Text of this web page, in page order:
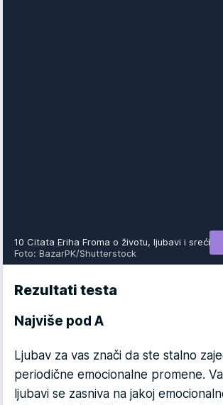
10 Citata Eriha Froma o životu, ljubavi i sreći
Foto: BazarPK/Shutterstock
Rezultati testa
Najviše pod A
Ljubav za vas znači da ste stalno
periodične emocionalne promene.
ljubavi se zasniva na jakoj